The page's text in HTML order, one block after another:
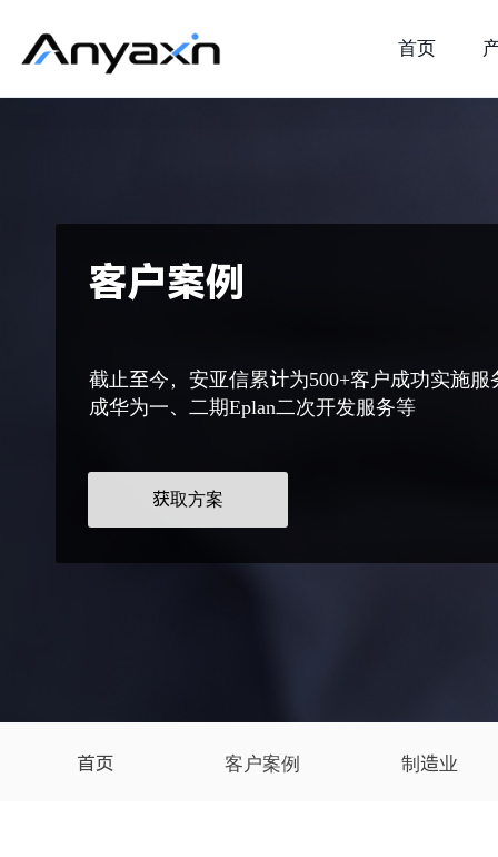
客户案例
截止至今，安亚信累计为500+客户成功实施服
成华为一、二期Eplan二次开发服务等
获取方案
首页 客户案例 制造业
首页